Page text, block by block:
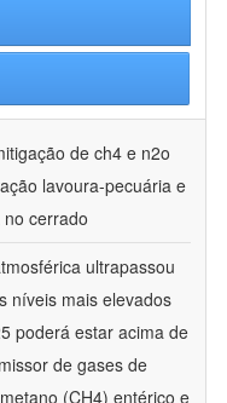
de ch4 e n2o
lavoura-pecuária e
cerrado
ultrapassou
níveis mais elevados
poderá estar acima de
de gases de
(CH4) entérico e